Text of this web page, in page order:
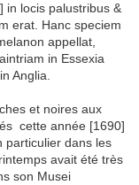
in locis palustribus &
erat. Hanc speciem
appellat,
in Essexia
Anglia.
et noires aux
cette année [1690]
particulier dans les
avait été très
son Musei